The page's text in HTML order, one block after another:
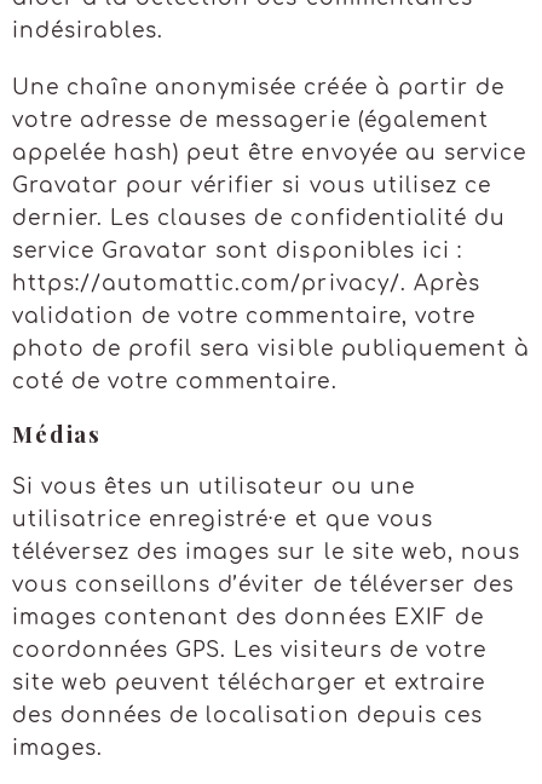
indésirables.
Une chaîne anonymisée créée à partir de
votre adresse de messagerie (également
appelée hash) peut être envoyée au service
Gravatar pour vérifier si vous utilisez ce
dernier. Les clauses de confidentialité du
service Gravatar sont disponibles ici :
https://automattic.com/privacy/. Après
validation de votre commentaire, votre
photo de profil sera visible publiquement à
coté de votre commentaire.
Médias
Si vous êtes un utilisateur ou une
utilisatrice enregistré·e et que vous
téléversez des images sur le site web, nous
vous conseillons d’éviter de téléverser des
images contenant des données EXIF de
coordonnées GPS. Les visiteurs de votre
site web peuvent télécharger et extraire
des données de localisation depuis ces
images.